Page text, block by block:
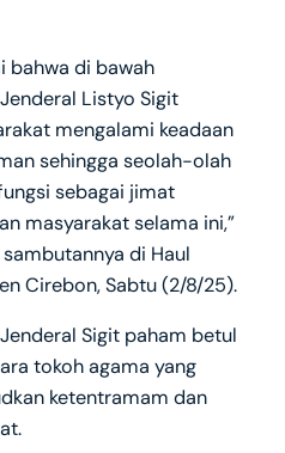
bahwa di bawah
Listyo Sigit
mengalami keadaan
sehingga seolah-olah
sebagai jimat
masyarakat selama ini,”
di Haul
Cirebon, Sabtu (2/8/25).
Sigit paham betul
tokoh agama yang
ketentramam dan